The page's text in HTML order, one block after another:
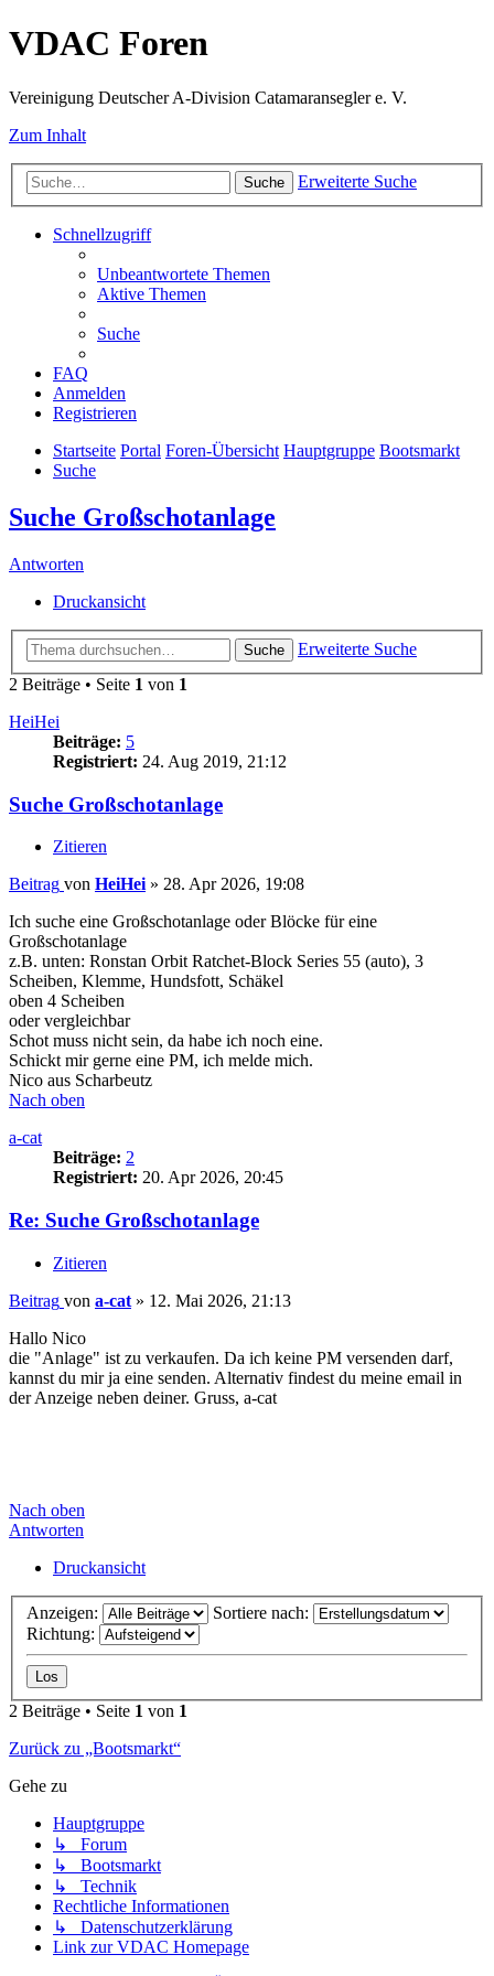
VDAC Foren
Vereinigung Deutscher A-Division Catamaransegler e. V.
Zum Inhalt
Suche Erweiterte Suche
Schnellzugriff
Unbeantwortete Themen
Aktive Themen
Suche
FAQ
Anmelden
Registrieren
Startseite Portal Foren-Übersicht Hauptgruppe Bootsmarkt
Suche
Suche Großschotanlage
Antworten
Druckansicht
Suche
Erweiterte Suche
2 Beiträge • Seite 1 von 1
HeiHei
Beiträge: 5
Registriert: 24. Aug 2019, 21:12
Suche Großschotanlage
Zitieren
Beitrag von HeiHei » 28. Apr 2026, 19:08
Ich suche eine Großschotanlage oder Blöcke für eine
Großschotanlage
z.B. unten: Ronstan Orbit Ratchet-Block Series 55 (auto), 3
Scheiben, Klemme, Hundsfott, Schäkel
oben 4 Scheiben
oder vergleichbar
Schot muss nicht sein, da habe ich noch eine.
Schickt mir gerne eine PM, ich melde mich.
Nico aus Scharbeutz
Nach oben
a-cat
Beiträge: 2
Registriert: 20. Apr 2026, 20:45
Re: Suche Großschotanlage
Zitieren
Beitrag von a-cat » 12. Mai 2026, 21:13
Hallo Nico
die "Anlage" ist zu verkaufen. Da ich keine PM versenden darf,
kannst du mir ja eine senden. Alternativ findest du meine email in
der Anzeige neben deiner. Gruss, a-cat
Nach oben
Antworten
Druckansicht
Anzeigen:
Sortiere nach:
Richtung:
2 Beiträge • Seite 1 von 1
Zurück zu „Bootsmarkt“
Gehe zu
Hauptgruppe
↳ Forum
↳ Bootsmarkt
↳ Technik
Rechtliche Informationen
↳ Datenschutzerklärung
Link zur VDAC Homepage